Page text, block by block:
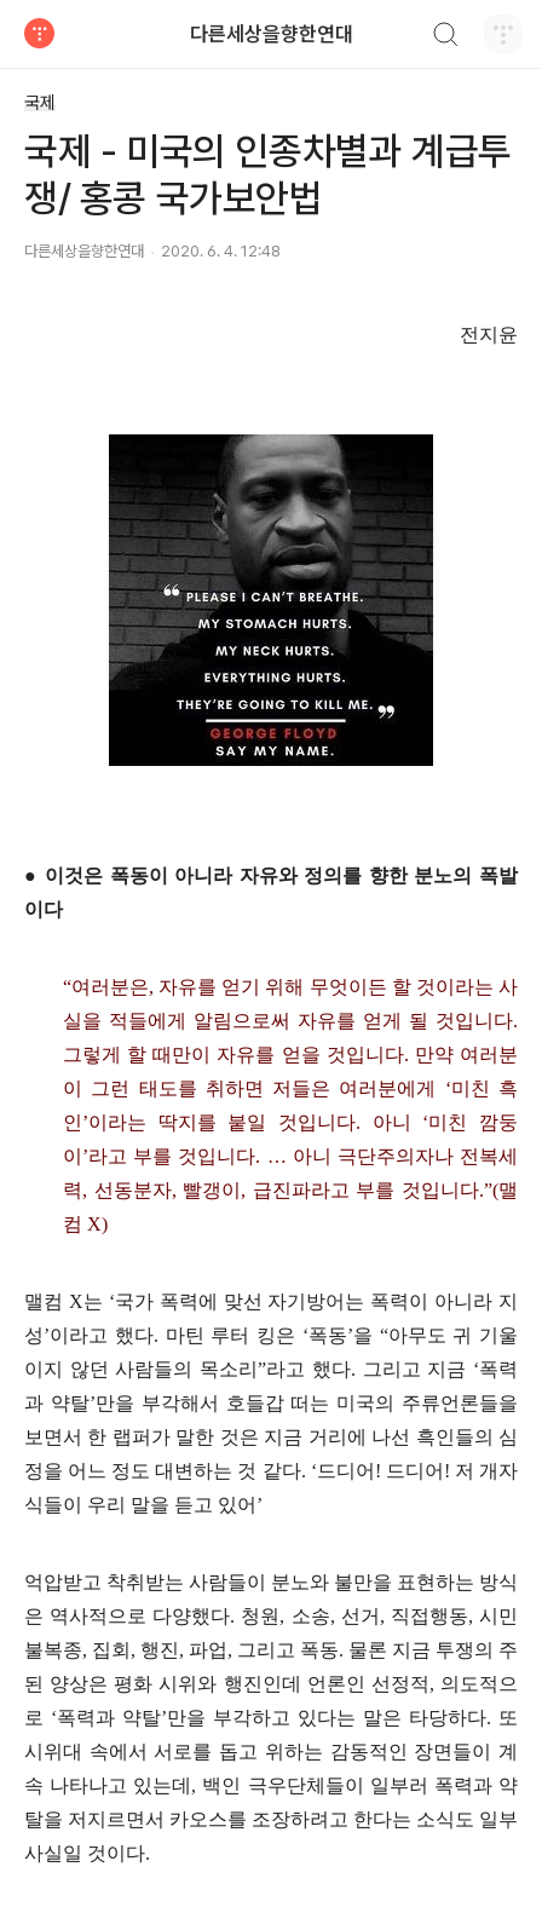
다른세상을향한연대
국제
국제 - 미국의 인종차별과 계급투
쟁/ 홍콩 국가보안법
다른세상을향한연대 2020. 6. 4. 12:48
전지윤
● 이것은 폭동이 아니라 자유와 정의를 향한 분노의 폭발
이다
“여러분은, 자유를 얻기 위해 무엇이든 할 것이라는 사
실을 적들에게 알림으로써 자유를 얻게 될 것입니다.
그렇게 할 때만이 자유를 얻을 것입니다. 만약 여러분
이 그런 태도를 취하면 저들은 여러분에게 ‘미친 흑
인’이라는 딱지를 붙일 것입니다. 아니 ‘미친 깜둥
이 ’라고 부를 것입니다. … 아니 극단주의자나 전복세
력, 선동분자, 빨갱이 , 급진파라고 부를 것입니다.”(맬
컴 X)
맬컴 X는 ‘국가 폭력에 맞선 자기방어는 폭력이 아니라 지
성’이라고 했다. 마틴 루터 킹은 ‘폭동’을 “아무도 귀 기울
이지 않던 사람들의 목소리”라고 했다. 그리고 지금 ‘폭력
과 약탈’만을 부각해서 호들갑 떠는 미국의 주류언론들을
보면서 한 랩퍼가 말한 것은 지금 거리에 나선 흑인들의 심
정을 어느 정도 대변하는 것 같다. ‘ 드디어 ! 드디어 ! 저 개자
식들이 우리 말을 듣고 있어 ’
억압받고 착취받는 사람들이 분노와 불만을 표현하는 방식
은 역사적으로 다양했다. 청원 , 소송, 선거 , 직접행동,시민
불복종, 집회 , 행진, 파업, 그리고 폭동. 물론 지금 투쟁의 주
된 양상은 평화 시위와 행진인데 언론인 선정적, 의도적으
로 ‘폭력과 약탈’만을 부각하고 있다는 말은 타당하다. 또
시위대 속에서 서로를 돕고 위하는 감동적인 장면들이 계
속 나타나고 있는데 , 백인 극우단체들이 일부러 폭력과 약
탈을 저지르면서 카오스를 조장하려고 한다는 소식도 일부
사실일 것이다.